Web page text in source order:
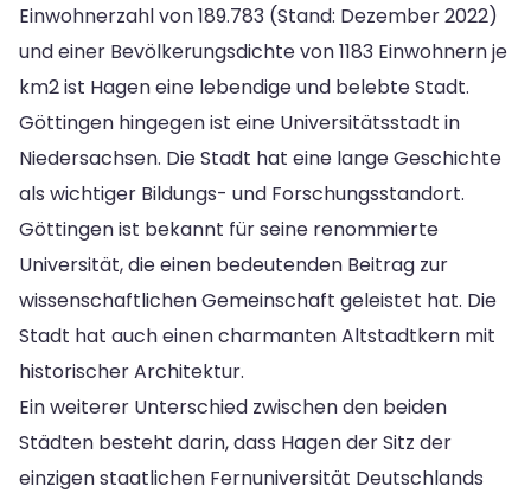
Einwohnerzahl von 189.783 (Stand: Dezember 2022)
und einer Bevölkerungsdichte von 1183 Einwohnern je
km2 ist Hagen eine lebendige und belebte Stadt.
Göttingen hingegen ist eine Universitätsstadt in
Niedersachsen. Die Stadt hat eine lange Geschichte
als wichtiger Bildungs- und Forschungsstandort.
Göttingen ist bekannt für seine renommierte
Universität, die einen bedeutenden Beitrag zur
wissenschaftlichen Gemeinschaft geleistet hat. Die
Stadt hat auch einen charmanten Altstadtkern mit
historischer Architektur.
Ein weiterer Unterschied zwischen den beiden
Städten besteht darin, dass Hagen der Sitz der
einzigen staatlichen Fernuniversität Deutschlands